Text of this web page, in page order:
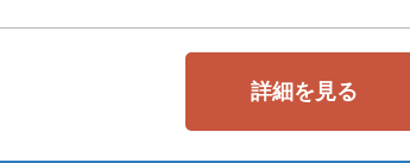
詳細を見る